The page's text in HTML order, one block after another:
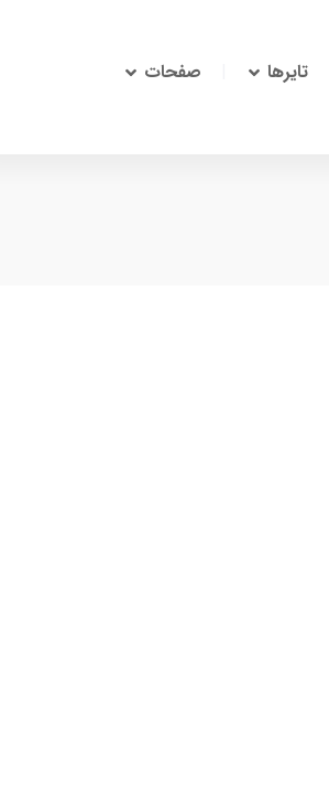
تایرها صفحات